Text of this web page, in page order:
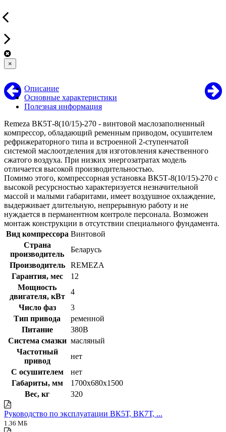
×
Описание
Основные характеристики
Полезная информация
Remeza ВК5Т-8(10/15)-270 - винтовой маслозаполненный
компрессор, обладающий ременным приводом, осушителем
рефрижераторного типа и встроенной 2-ступенчатой
системой маслоотделения для изготовления качественного
сжатого воздуха. При низких энергозатратах модель
отличается высокой производительностью.
Помимо этого, компрессорная установка ВК5Т-8(10/15)-270 с
высокой ресурсностью характеризуется незначительной
массой и малыми габаритами, имеет воздушное охлаждение,
выдерживает длительную, непрерывную работу и не
нуждается в перманентном контроле персонала. Возможен
монтаж конструкции в отсутствии специального фундамента.
Вид компрессора Винтовой
Страна
производитель
Беларусь
Производитель
REMEZA
Гарантия, мес
12
Мощность
двигателя, кВт
4
Число фаз
3
Тип привода
ременной
Питание
380В
Система смазки масляный
Частотный
привод
нет
С осушителем
нет
Габариты, мм
1700х680х1500
Вес, кг
320
Руководство по эксплуатации ВК5Т, ВК7Т, ...
1.36 МБ